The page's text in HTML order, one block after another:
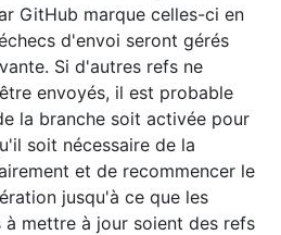
GitHub marque celles-ci en
d'envoi seront gérés
Si d'autres refs ne
envoyés, il est probable
la branche soit activée pour
soit nécessaire de la
et de recommencer le
jusqu'à ce que les
à mettre à jour soient des refs